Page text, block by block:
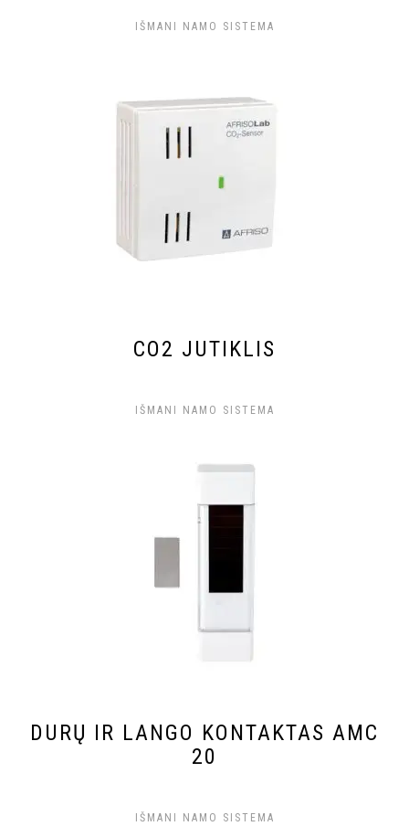
IŠMANI NAMO SISTEMA
CO2 JUTIKLIS
IŠMANI NAMO SISTEMA
DURŲ IR LANGO KONTAKTAS AMC
20
IŠMANI NAMO SISTEMA